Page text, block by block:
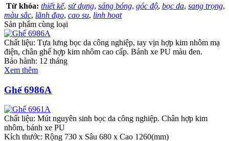
Từ khóa: thiết kế, sử dụng, sáng bóng, góc độ, bọc da, sang trọng,
màu sắc, lãnh đạo, cao su, linh hoạt
Sản phẩm cùng loại
Chất liệu: Tựa lưng bọc da công nghiệp, tay vịn hợp kim nhôm mạ
điện, chân ghế hợp kim nhôm cao cấp. Bánh xe PU màu đen.
Bảo hành: 12 tháng
Xem thêm
Ghế 6986A
Chất liệu: Mút nguyên sinh bọc da công nghiệp. Chân hợp kim
nhôm, bánh xe PU
Kích thước: Rộng 730 x Sâu 680 x Cao 1260(mm)